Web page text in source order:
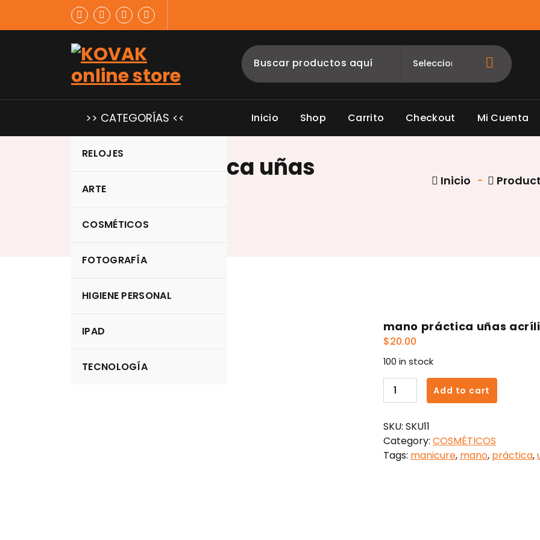
>> CATEGORÍAS <<
RELOJES
ARTE
COSMÉTICOS
FOTOGRAFÍA
HIGIENE PERSONAL
IPAD
TECNOLOGÍA
Inicio Shop Carrito Checkout Mi Cuenta
mano práctica uñas
acrílicas
Inicio - Product
mano práctica uñas
$20.00
100 in stock
mano
práctica
acrílicas
quantity
Add to cart
SKU: SKU11
Category: COSMÉTICOS
Tags: manicure, mano, práctica,